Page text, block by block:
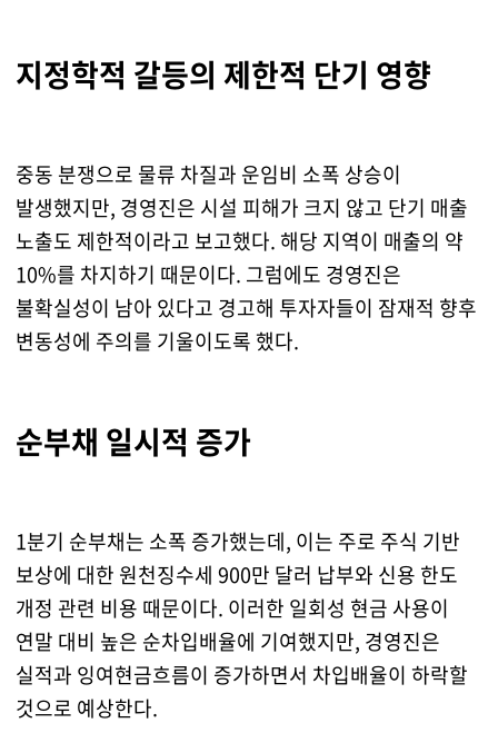
지정학적 갈등의 제한적 단기 영향
중동 분쟁으로 물류 차질과 운임비 소폭 상승이
발생했지만, 경영진은 시설 피해가 크지 않고 단기 매출
노출도 제한적이라고 보고했다. 해당 지역이 매출의 약
10%를 차지하기 때문이다. 그럼에도 경영진은
불확실성이 남아 있다고 경고해 투자자들이 잠재적 향후
변동성에 주의를 기울이도록 했다.
순부채 일시적 증가
1분기 순부채는 소폭 증가했는데, 이는 주로 주식 기반
보상에 대한 원천징수세 900만 달러 납부와 신용 한도
개정 관련 비용 때문이다. 이러한 일회성 현금 사용이
연말 대비 높은 순차입배율에 기여했지만, 경영진은
실적과 잉여현금흐름이 증가하면서 차입배율이 하락할
것으로 예상한다.